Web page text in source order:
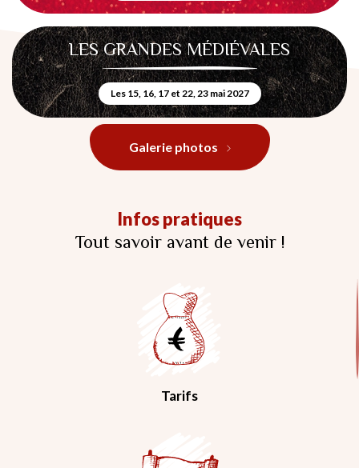
LES GRANDES MÉDIÉVALES
Les 15, 16, 17 et 22, 23 mai 2027
Galerie photos
Infos pratiques
Tout savoir avant de venir !
Tarifs